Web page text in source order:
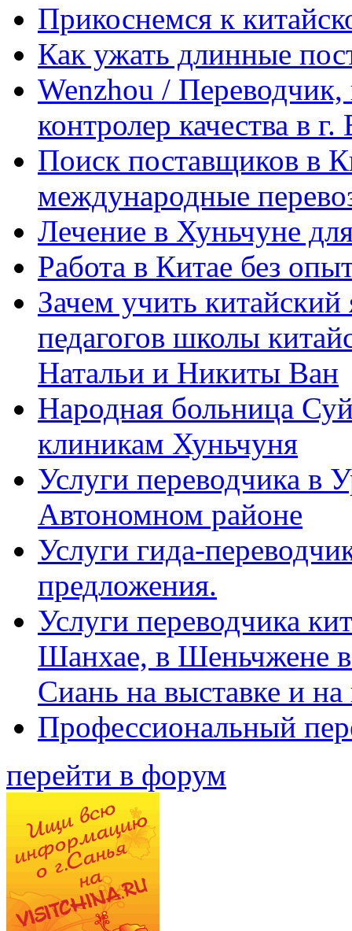
Прикоснемся к
Как ужать длинные
Wenzhou / Переводчик,
контролер качества в
Поиск поставщиков в
международные
Лечение в Хуньчуне
Работа в Китае без
Зачем учить
педагогов школы
Натальи и Никиты Ван
Народная больница
клиникам Хуньчуня
Услуги переводчика в
Автономном районе
Услуги гида-
предложения.
Услуги переводчика
Шанхае, в Шеньчжене
Сиань на выставке и
Профессиональный
перейти в форум